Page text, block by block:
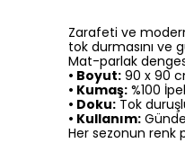
Zarafeti ve
tok durmasını ve
Mat-parlak
• Boyut: 90 x 90
• Kumaş: %100
• Doku:Tok
• Kullanım:
Her sezonun renk